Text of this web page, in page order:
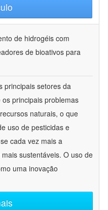
de hidrogéis com
de bioativos para
principais setores da
principais problemas
naturais, o que
uso de pesticidas e
cada vez mais a
sustentáveis. O uso de
uma inovação